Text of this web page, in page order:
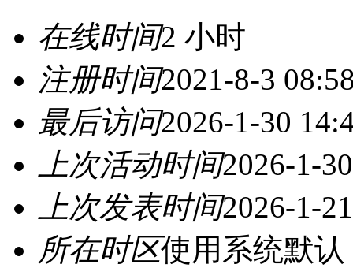
在线时间2 小时
注册时间2021-8-3
最后访问2026-1-30
上次活动时间2026-1-
上次发表时间2026-1-
所在时区使用系统默认